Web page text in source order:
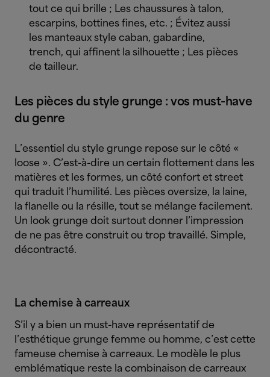
tout ce qui brille ; Les chaussures à talon,
escarpins, bottines fines, etc. ; Évitez aussi
les manteaux style caban, gabardine,
trench, qui affinent la silhouette ; Les pièces
de tailleur.
Les pièces du style grunge : vos must-have
du genre
L’essentiel du style grunge repose sur le côté «
loose ». C’est-à-dire un certain flottement dans les
matières et les formes, un côté confort et street
qui traduit l’humilité. Les pièces oversize, la laine,
la flanelle ou la résille, tout se mélange facilement.
Un look grunge doit surtout donner l’impression
de ne pas être construit ou trop travaillé. Simple,
décontracté.
La chemise à carreaux
S’il y a bien un must-have représentatif de
l’esthétique grunge femme ou homme, c’est cette
fameuse chemise à carreaux. Le modèle le plus
emblématique reste la combinaison de carreaux